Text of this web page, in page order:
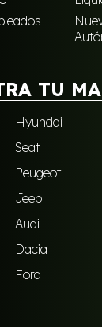
TU
Hyundai
Seat
Peugeot
Jeep
Audi
Dacia
Ford